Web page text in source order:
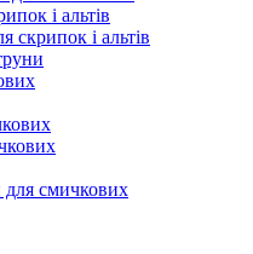
і альтів
скрипок і альтів
для смичкових